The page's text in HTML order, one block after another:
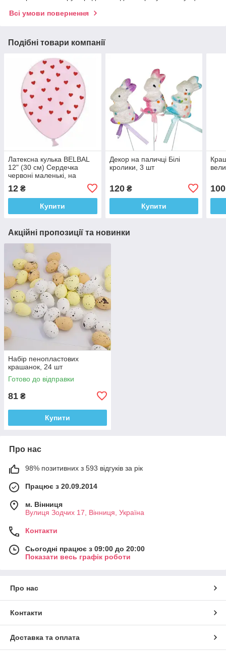
Всі умови повернення
Подібні товари компанії
Латексна кулька BELBAL
12" (30 см) Сердечка
червоні маленькі, на
12 ₴
Купити
Декор на паличці Білі
кролики, 3 шт
120₴
Купити
100
Акційні пропозиції та новинки
Набір пенопластових
крашанок, 24 шт
Готово до відправки
81 ₴
Купити
Про нас
98% позитивних з 593 відгуків за рік
Працює з 20.09.2014
м. Вінниця
Вулиця Зодчих 17, Вінниця, Україна
Контакти
Сьогодні працює з 09:00 до 20:00
Показати весь графік роботи
Про нас
Контакти
Доставка та оплата